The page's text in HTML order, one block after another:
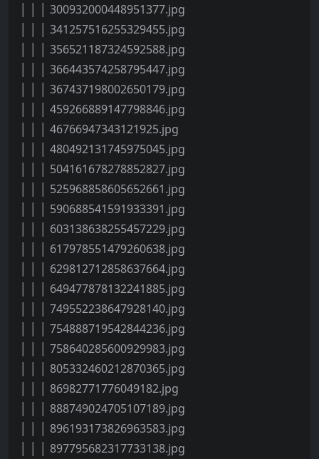
│ │ │ 300932000448951377.jpg
│ │ │ 341257516255329455.jpg
│ │ │ 356521187324592588.jpg
│ │ │ 366443574258795447.jpg
│ │ │ 367437198002650179.jpg
│ │ │ 459266889147798846.jpg
│ │ │ 46766947343121925.jpg
│ │ │ 480492131745975045.jpg
│ │ │ 504161678278852827.jpg
│ │ │ 525968858605652661.jpg
│ │ │ 590688541591933391.jpg
│ │ │ 603138638255457229.jpg
│ │ │ 617978551479260638.jpg
│ │ │ 629812712858637664.jpg
│ │ │ 649477878132241885.jpg
│ │ │ 749552238647928140.jpg
│ │ │ 754888719542844236.jpg
│ │ │ 758640285600929983.jpg
│ │ │ 805332460212870365.jpg
│ │ │ 86982771776049182.jpg
│ │ │ 888749024705107189.jpg
│ │ │ 896193173826963583.jpg
│ │ │ 897795682317733138.jpg